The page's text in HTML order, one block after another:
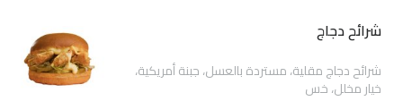
شرائح دجاج
شرائح دجاج مقلية، مستردة بالعسل، جبنة أمريكية،
خيار مخلل، خس